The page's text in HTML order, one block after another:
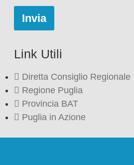
Link Utili
Diretta Consiglio Regionale
Regione Puglia
Provincia BAT
Puglia in Azione